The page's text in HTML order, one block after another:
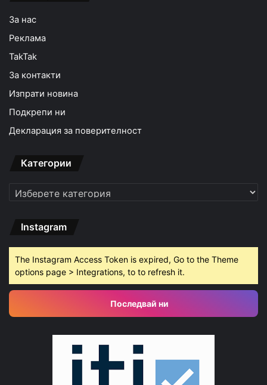
За нас
Реклама
TakTak
За контакти
Изпрати новина
Подкрепи ни
Декларация за поверителност
Категории
Категории
Instagram
The Instagram Access Token is expired, Go to the Theme
options page > Integrations, to to refresh it.
Последвай ни